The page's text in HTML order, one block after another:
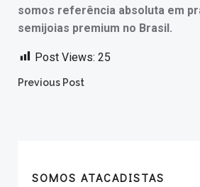
somos referência absoluta em
semijoias premium no Brasil.
Post Views: 25
Post
Previous Post
SOMOS ATACADISTAS